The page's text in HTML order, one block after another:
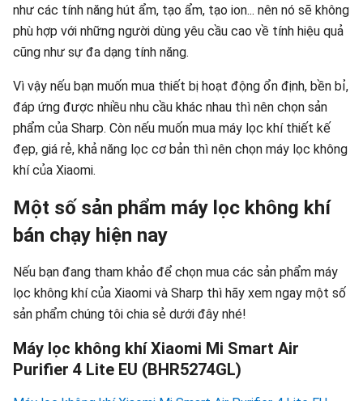
như các tính năng hút ẩm, tạo ẩm, tạo ion... nên nó sẽ không
phù hợp với những người dùng yêu cầu cao về tính hiệu quả
cũng như sự đa dạng tính năng.
Vì vậy nếu bạn muốn mua thiết bị hoạt động ổn định, bền bỉ,
đáp ứng được nhiều nhu cầu khác nhau thì nên chọn sản
phẩm của Sharp. Còn nếu muốn mua máy lọc khí thiết kế
đẹp, giá rẻ, khả năng lọc cơ bản thì nên chọn máy lọc không
khí của Xiaomi.
Một số sản phẩm máy lọc không khí
bán chạy hiện nay
Nếu bạn đang tham khảo để chọn mua các sản phẩm máy
lọc không khí của Xiaomi và Sharp thì hãy xem ngay một số
sản phẩm chúng tôi chia sẻ dưới đây nhé!
Máy lọc không khí Xiaomi Mi Smart Air
Purifier 4 Lite EU (BHR5274GL)